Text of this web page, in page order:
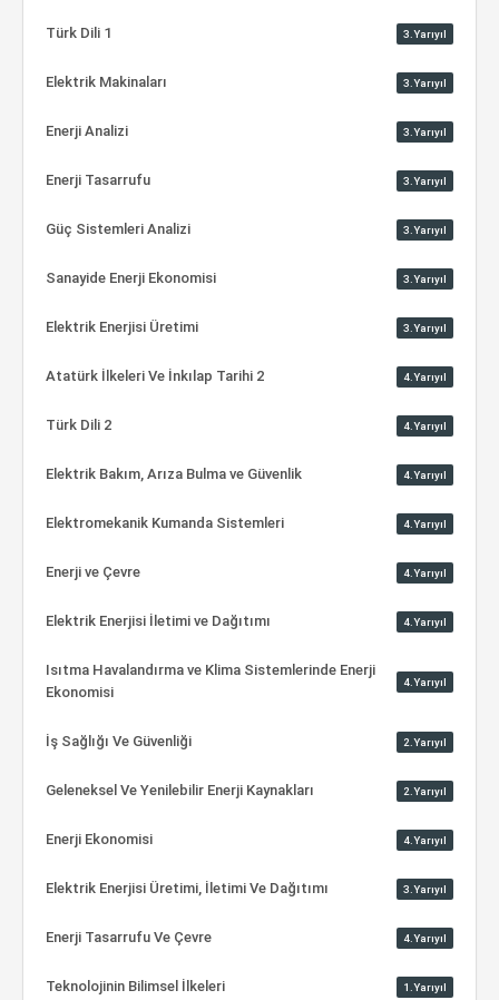
Türk Dili 1 3.Yarıyıl
Elektrik Makinaları 3.Yarıyıl
Enerji Analizi 3.Yarıyıl
Enerji Tasarrufu 3.Yarıyıl
Güç Sistemleri Analizi 3.Yarıyıl
Sanayide Enerji Ekonomisi 3.Yarıyıl
Elektrik Enerjisi Üretimi 3.Yarıyıl
Atatürk İlkeleri Ve İnkılap Tarihi 2 4.Yarıyıl
Türk Dili 2 4.Yarıyıl
Elektrik Bakım, Arıza Bulma ve Güvenlik 4.Yarıyıl
Elektromekanik Kumanda Sistemleri 4.Yarıyıl
Enerji ve Çevre 4.Yarıyıl
Elektrik Enerjisi İletimi ve Dağıtımı 4.Yarıyıl
Isıtma Havalandırma ve Klima Sistemlerinde Enerji
Ekonomisi
4.Yarıyıl
İş Sağlığı Ve Güvenliği 2.Yarıyıl
Geleneksel Ve Yenilebilir Enerji Kaynakları 2.Yarıyıl
Enerji Ekonomisi 4.Yarıyıl
Elektrik Enerjisi Üretimi, İletimi Ve Dağıtımı 3.Yarıyıl
Enerji Tasarrufu Ve Çevre 4.Yarıyıl
Teknolojinin Bilimsel İlkeleri 1.Yarıyıl